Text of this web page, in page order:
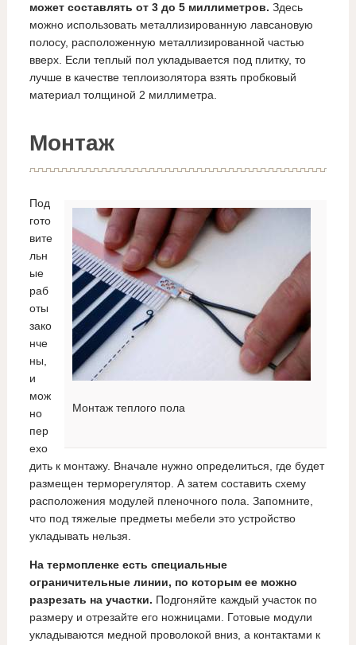
может составлять от 3 до 5 миллиметров. Здесь
можно использовать металлизированную лавсановую
полосу, расположенную металлизированной частью
вверх. Если теплый пол укладывается под плитку, то
лучше в качестве теплоизолятора взять пробковый
материал толщиной 2 миллиметра.
Монтаж
Монтаж теплого пола
Под
гото
вите
льн
ые
раб
оты
зако
нче
ны,
и
мож
но
пер
ехо
дить к монтажу. Вначале нужно определиться, где будет
размещен терморегулятор. А затем составить схему
расположения модулей пленочного пола. Запомните,
что под тяжелые предметы мебели это устройство
укладывать нельзя.
На термопленке есть специальные
ограничительные линии, по которым ее можно
разрезать на участки. Подгоняйте каждый участок по
размеру и отрезайте его ножницами. Готовые модули
укладываются медной проволокой вниз, а контактами к